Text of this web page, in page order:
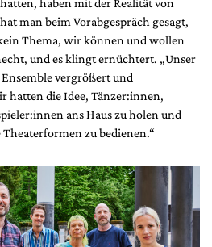
man beim Vorabgespräch gesagt,
Thema, wir können und wollen
und es klingt ernüchtert. „Unser
vergrößert und
die Idee, Tänzer:innen,
ans Haus zu holen und
Theaterformen zu bedienen.“